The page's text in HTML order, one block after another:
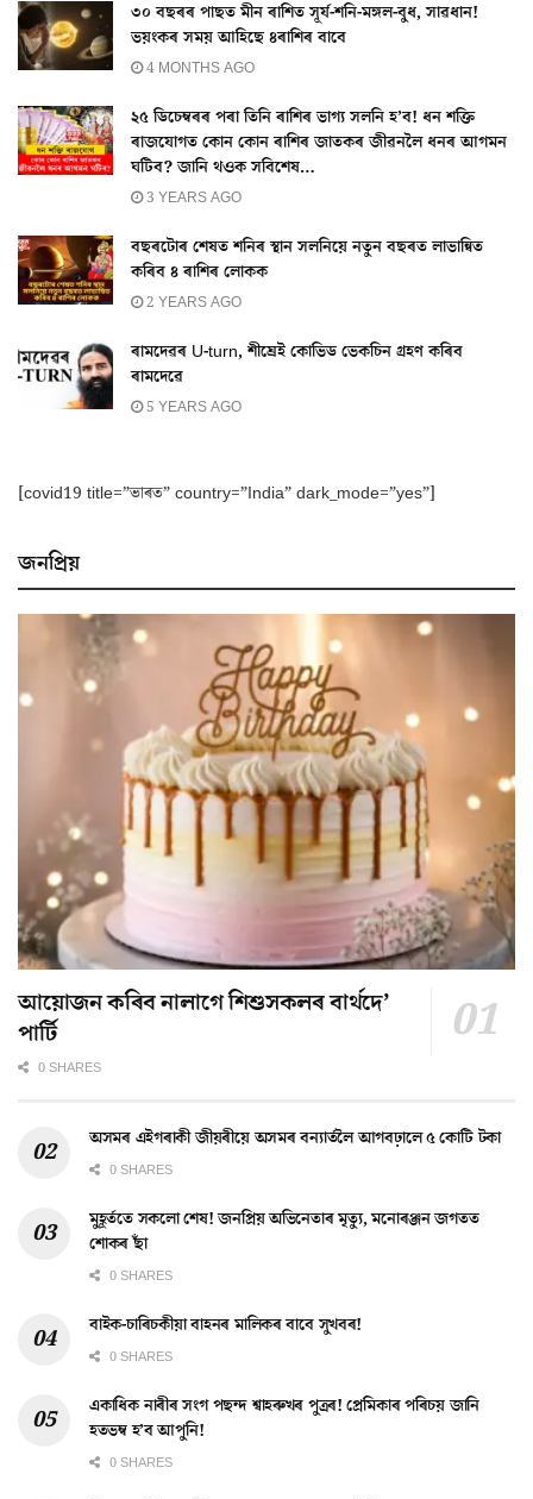
৩০ বছৰৰ পাছত মীন ৰাশিত সূৰ্য-শনি-মঙ্গল-বুধ, সাৱধান!
ভয়ংকৰ সময় আহিছে ৪ৰাশিৰ বাবে
4 MONTHS AGO
২৫ ডিচেম্বৰৰ পৰা তিনি ৰাশিৰ ভাগ্য সলনি হ’ব! ধন শক্তি
ৰাজযোগত কোন কোন ৰাশিৰ জাতকৰ জীৱনলৈ ধনৰ আগমন
ঘটিব? জানি থওক সবিশেষ…
3 YEARS AGO
বছৰটোৰ শেষত শনিৰ স্থান সলনিয়ে নতুন বছৰত লাভান্বিত
কৰিব ৪ ৰাশিৰ লোকক
2 YEARS AGO
ৰামদেৱৰ U-turn, শীঘ্ৰেই কোভিড ভেকচিন গ্ৰহণ কৰিব
ৰামদেৱে
5 YEARS AGO
[covid19 title=”ভাৰত” country=”India” dark_mode=”yes”]
জনপ্ৰিয়
আয়োজন কৰিব নালাগে শিশুসকলৰ বাৰ্থদে’
পাৰ্টি
0 SHARES
অসমৰ এইগৰাকী জীয়ৰীয়ে অসমৰ বন্যাৰ্তলৈ আগবঢ়ালে ৫ কোটি টকা
0 SHARES
মুহূৰ্ততে সকলো শেষ! জনপ্ৰিয় অভিনেতাৰ মৃত্যু, মনোৰঞ্জন জগতত
শোকৰ ছাঁ
0 SHARES
বাইক-চাৰিচকীয়া বাহনৰ মালিকৰ বাবে সুখবৰ!
0 SHARES
একাধিক নাৰীৰ সংগ পছন্দ শ্বাহৰুখৰ পুত্ৰৰ! প্ৰেমিকাৰ পৰিচয় জানি
হতভম্ব হ’ব আপুনি!
0 SHARES